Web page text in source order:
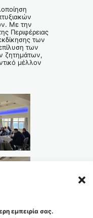
εμπειρία σας.
Με την
Περιφέρειας
των
των
ζητημάτων,
μέλλον